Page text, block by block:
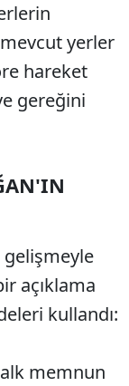
yerler
hareket
gereğini
gelişmeyle
açıklama
kullandı:
memnun